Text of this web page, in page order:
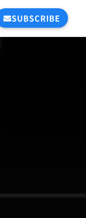
SUBSCRIBE